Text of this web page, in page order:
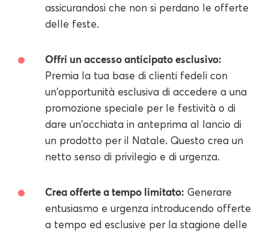
assicurandosi che non si perdano le offerte
delle feste.
Offri un accesso anticipato esclusivo:
Premia la tua base di clienti fedeli con
un'opportunità esclusiva di accedere a una
promozione speciale per le festività o di
dare un'occhiata in anteprima al lancio di
un prodotto per il Natale. Questo crea un
netto senso di privilegio e di urgenza.
Crea offerte a tempo limitato: Generare
entusiasmo e urgenza introducendo offerte
a tempo ed esclusive per la stagione delle